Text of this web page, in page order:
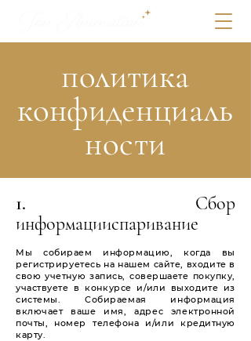
политика
конфиденциаль
ности
1. Сбор
информацииспаривание
Мы собираем информацию, когда вы
регистрируетесь на нашем сайте, входите в
свою учетную запись, совершаете покупку,
участвуете в конкурсе и/или выходите из
системы. Собираемая информация
включает ваше имя, адрес электронной
почты, номер телефона и/или кредитную
карту.